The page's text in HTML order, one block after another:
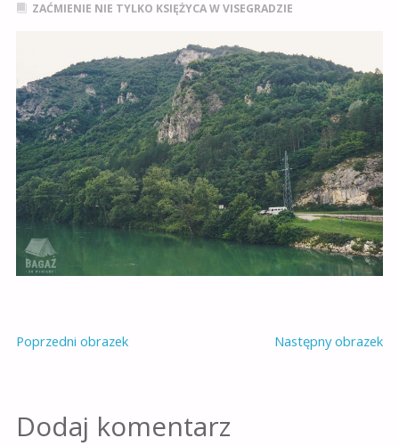
ROZMIAR
ZAĆMIENIE NIE TYLKO KSIĘŻYCA W VISEGRADZIE
Poprzedni obrazek Następny obrazek
Dodaj komentarz